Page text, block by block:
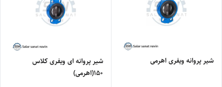
شیر پروانه ویفری اهرمی
شیر پروانه ای ویفری کلاس
150(اهرمی)